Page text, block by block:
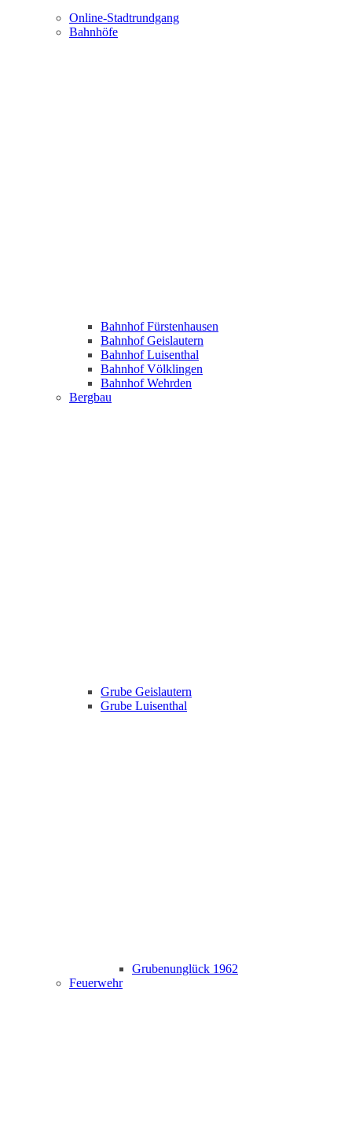
Online-Stadtrundgang
Bahnhöfe
Bahnhof Fürstenhausen
Bahnhof Geislautern
Bahnhof Luisenthal
Bahnhof Völklingen
Bahnhof Wehrden
Bergbau
Grube Geislautern
Grube Luisenthal
Grubenunglück 1962
Feuerwehr